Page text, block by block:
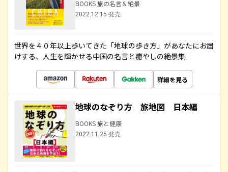
BOOKS 旅の名言＆絶景
2022.12.15 発売
世界を４０年以上歩いてきた「地球の歩き方」があなたにお届
けする、人生を輝かせる中国の名言と癒やしの絶景集
詳細を見る
地球のなぞり方 旅地図 日本編
BOOKS 旅と健康
2022.11.25 発売